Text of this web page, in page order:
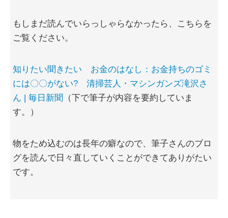
もしまだ読んでいらっしゃらなかったら、こちらを
ご覧ください。
知りたい聞きたい お金のはなし：お金持ちのゴミ
には〇〇がない? 清掃芸人・マシンガンズ滝沢さ
ん | 毎日新聞
（下で筆子が内容を要約していま
す。）
物をため込むのは長年の癖なので、筆子さんのブロ
グを読んで日々直していくことができてありがたい
です。